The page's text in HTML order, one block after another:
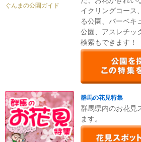
ぐんまの公園ガイド
イクリングコース
る公園、バーベキ
公園、アスレチッ
検索もできます！
群馬の花見特集
群馬県内のお花見
ます。